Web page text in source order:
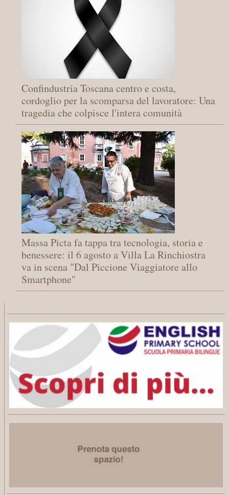
Confindustria Toscana centro e costa,
cordoglio per la scomparsa del lavoratore: Una
tragedia che colpisce l'intera comunità
Massa Picta fa tappa tra tecnologia, storia e
benessere: il 6 agosto a Villa La Rinchiostra
va in scena "Dal Piccione Viaggiatore allo
Smartphone"